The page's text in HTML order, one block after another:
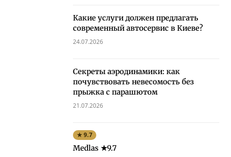
Какие услуги должен предлагать
современный автосервис в Киеве?
24.07.2026
Секреты аэродинамики: как
почувствовать невесомость без
прыжка с парашютом
21.07.2026
★ 9.7
Medlas ★9.7